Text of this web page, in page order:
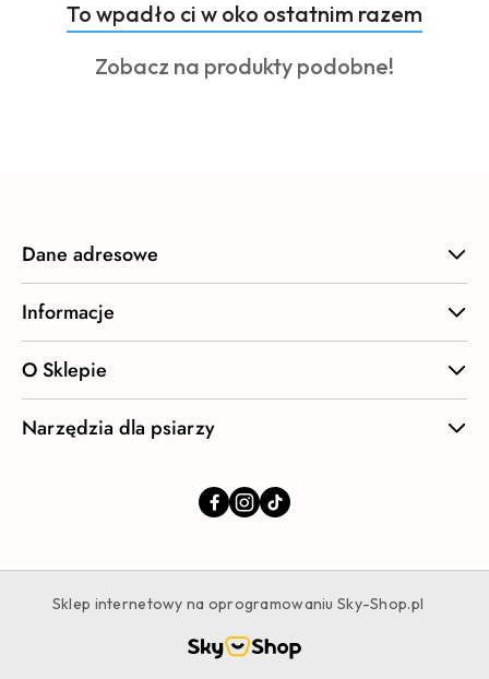
Pomiń karuzelę produktów
Produkty
o
statusie:
To wpadło ci w oko ostatnim razem
Produkty
Zobacz na produkty podobne!
Dane adresowe
Informacje
O Sklepie
Narzędzia dla psiarzy
Sklep internetowy na oprogramowaniu Sky-Shop.pl